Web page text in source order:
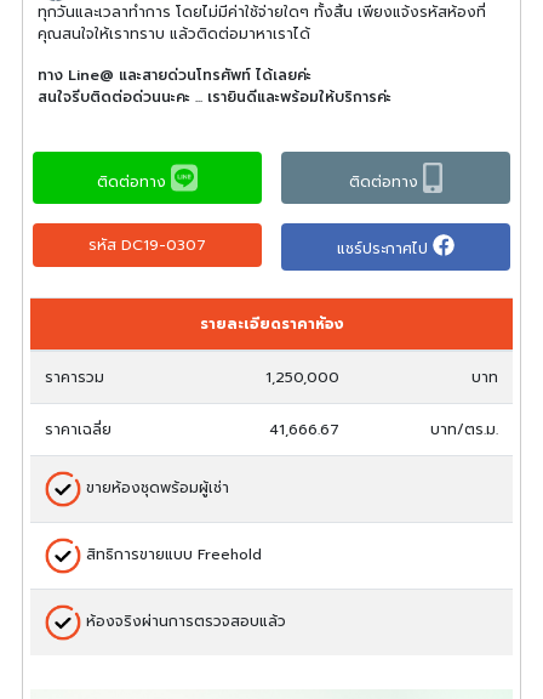
ทุกวันและเวลาทำการ โดยไม่มีค่าใช้จ่ายใดๆ ทั้งสิ้น เพียงแจ้งรหัสห้องที่
คุณสนใจให้เราทราบ แล้วติดต่อมาหาเราได้
ทาง Line@ และสายด่วนโทรศัพท์ ได้เลยค่ะ
สนใจรีบติดต่อด่วนนะคะ ... เรายินดีและพร้อมให้บริการค่ะ
ติดต่อทาง ติดต่อทาง
รหัส DC19-0307 แชร์ประกาศไป
รายละเอียดราคาห้อง
ราคารวม 1,250,000 บาท
ราคาเฉลี่ย 41,666.67 บาท/ตร.ม.
ขายห้องชุดพร้อมผู้เช่า
สิทธิการขายแบบ Freehold
ห้องจริงผ่านการตรวจสอบแล้ว